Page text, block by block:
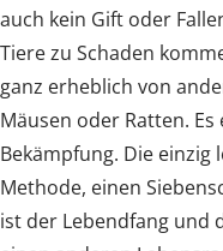
auch kein Gift oder
Tiere zu Schaden
ganz erheblich von
Mäusen oder Ratten.
Bekämpfung. Die
Methode, einen
ist der Lebendfang und